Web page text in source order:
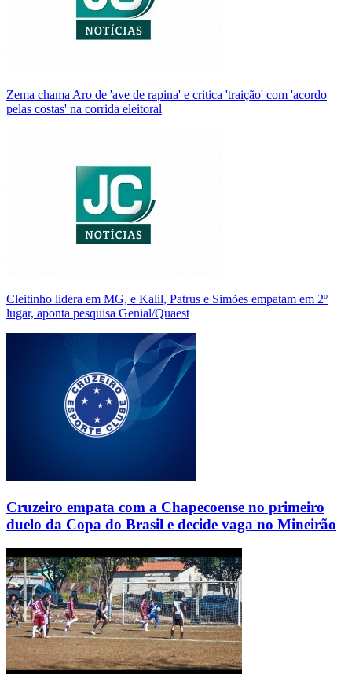
Zema chama Aro de 'ave de rapina' e critica 'traição' com 'acordo
pelas costas' na corrida eleitoral
Cleitinho lidera em MG, e Kalil, Patrus e Simões empatam em 2º
lugar, aponta pesquisa Genial/Quaest
Cruzeiro empata com a Chapecoense no primeiro
duelo da Copa do Brasil e decide vaga no Mineirão